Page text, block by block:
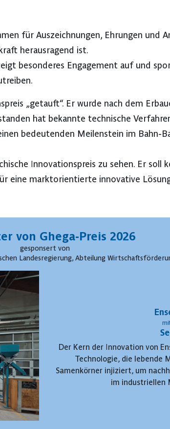
für Auszeichnungen, Ehrungen und
herausragend ist.
besonderes Engagement auf und
„getauft“. Er wurde nach dem
hat bekannte technische
bedeutenden Meilenstein im Bahn-
Innovationspreis zu sehen. Er soll
eine marktorientierte innovative
von Ghega-Preis 2026
gesponsert von
Landesregierung, Abteilung
Der Kern der Innovation von
Technologie, die lebende
Samenkörner injiziert, um
im industriellen